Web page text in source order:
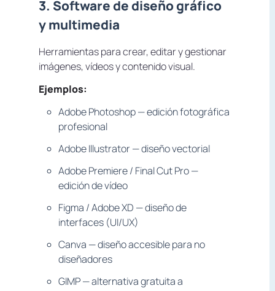
3. Software de diseño gráfico
y multimedia
Herramientas para crear, editar y gestionar
imágenes, vídeos y contenido visual.
Ejemplos:
Adobe Photoshop — edición fotográfica
profesional
Adobe Illustrator — diseño vectorial
Adobe Premiere / Final Cut Pro —
edición de vídeo
Figma / Adobe XD — diseño de
interfaces (UI/UX)
Canva — diseño accesible para no
diseñadores
GIMP — alternativa gratuita a